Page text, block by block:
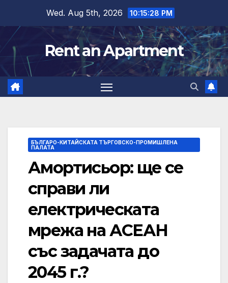
content
Wed. Aug 5th, 2026 10:15:29 PM
Rent an Apartment
БЪЛГАРО-КИТАЙСКАТА ТЪРГОВСКО-ПРОМИШЛЕНА
ПАЛАТА
Амортисьор: ще се
справи ли
електрическата
мрежа на АСЕАН
със задачата до
2045 г.?